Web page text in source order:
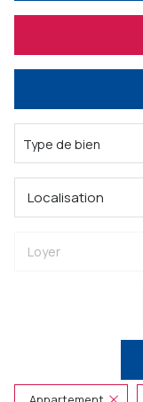
Professionnel
Professionnel
Type de bien
Localisation
Loyer